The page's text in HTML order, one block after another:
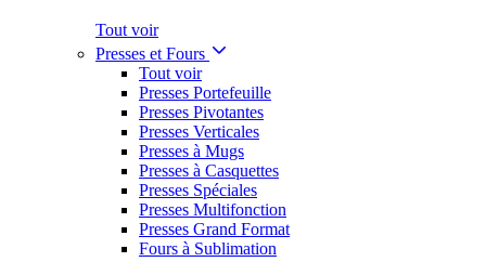
Tout voir
Presses et Fours
Tout voir
Presses Portefeuille
Presses Pivotantes
Presses Verticales
Presses à Mugs
Presses à Casquettes
Presses Spéciales
Presses Multifonction
Presses Grand Format
Fours à Sublimation